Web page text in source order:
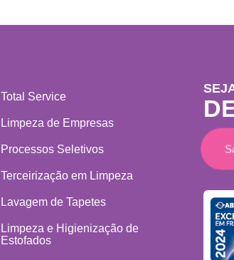
Total Service
Limpeza de Empresas
Processos Seletivos
Terceirização em Limpeza
Lavagem de Tapetes
Limpeza e Higienização de
Estofados